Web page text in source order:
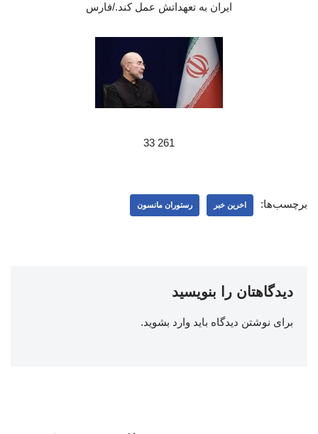
ایران به تعهداتش عمل کند./فارس
261 33
برچسب‌ها: اخرین خبر رستوران مانسون
دیدگاهتان را بنویسید
برای نوشتن دیدگاه باید وارد بشوید.